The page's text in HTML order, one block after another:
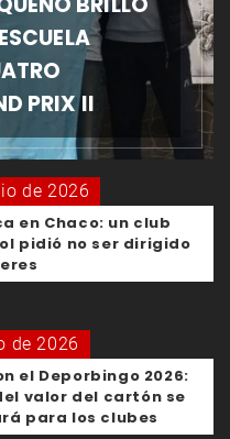
PRIX II
de 2026
en Chaco: un club
pidió no ser dirigido
de 2026
el Deporbingo 2026:
valor del cartón se
para los clubes